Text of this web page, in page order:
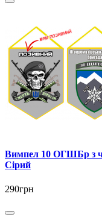
Вимпел 10 ОГШБр з
Сірий
290грн